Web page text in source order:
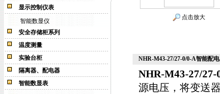
显示控制仪表
智能数显仪
安全存储柜系列
温度测量
实验台柜
隔离器、配电器
智能数显表
点击放大
NHR-M43-27/27-0/0-A智能配
NHR-M43-27/27-
源电压，将变送